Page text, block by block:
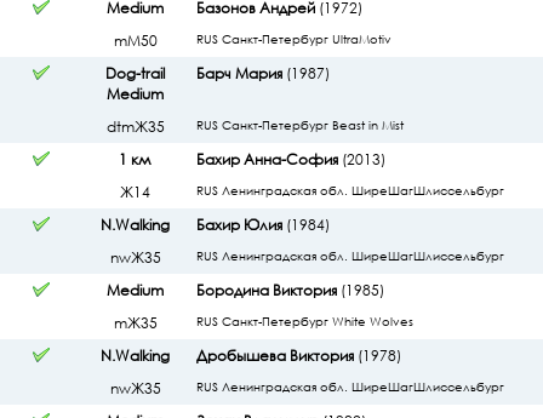
Medium
mМ50
Базонов Андрей(1972)
RUS Санкт-Петербург UltraMotiv
Dog-trail
Medium
dtmЖ35
Барч Мария(1987)
RUS Санкт-Петербург Beast in Mist
1 км
Ж14
Бахир Анна-София(2013)
RUS Ленинградская обл. ШиреШагШлиссельбург
N.Walking
nwЖ35
Бахир Юлия(1984)
RUS Ленинградская обл. ШиреШагШлиссельбург
Medium
mЖ35
Бородина Виктория(1985)
RUS Санкт-Петербург White Wolves
N.Walking
nwЖ35
Дробышева Виктория(1978)
RUS Ленинградская обл. ШиреШагШлиссельбург